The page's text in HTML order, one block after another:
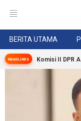
BERITA UTAMA
HEADLINES Komisi II DPR